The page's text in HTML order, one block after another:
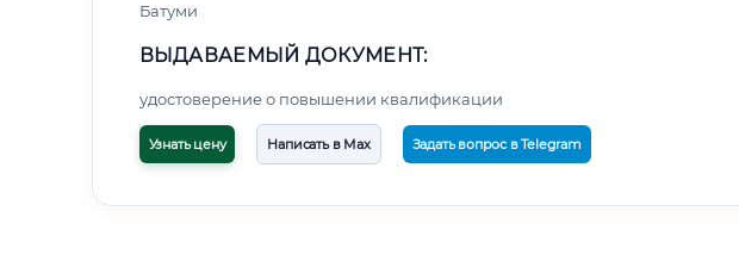
Батуми
ВЫДАВАЕМЫЙ ДОКУМЕНТ:
удостоверение о повышении квалификации
Узнать цену Написать в Max Задать вопрос в Telegram